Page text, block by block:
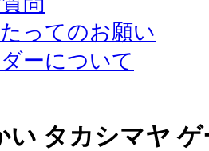
ってのお願い
ーについて
い タカシマヤ